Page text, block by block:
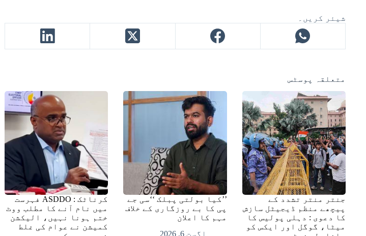
شیئر کریں۔
متعلقہ پوسٹس
جنتر منتر تشدد کے
پیچھے منظم ڈیجیٹل سازش
کا دعوی : دہلی پولیس کا
میٹا، گوگل اور ایکس کو
’’کیا بولتی پبلک ‘‘سی جے
پی کا بے روزگاری کے خلاف
مہم کا اعلان
اگست 6, 2026
کرناٹک : ASDDO فہرست
میں نام آنے کا مطلب ووٹ
ختم ہونا نہیں، الیکشن
کمیشن نے عوام کی غلط